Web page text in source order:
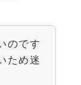
のです
ため迷